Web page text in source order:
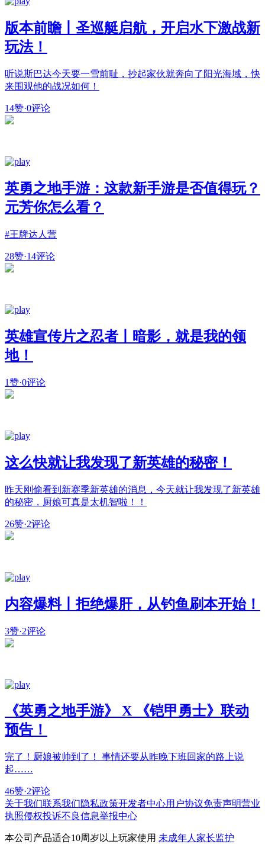
版本前瞻丨圣巡艇启航，开启水下激战新
玩法！
听说斯巴达今天要一雪前耻，抄起家伙就奔向了阳光海域，快
来围观他的战况如何！
14赞·0评论
英勇之地手游：这款新手游是否值得玩？
元芳你怎么看？
#王牌达人营
28赞·14评论
英雄宣传片之忍者丨暗影，就是我的领
地！
1赞·0评论
这么快就让我发现了新英雄的秘密！
昨天刚偷看到新赛季新英雄的消息，今天就让我发现了新英雄
的秘密，厨娘可真是太机智啦！！
26赞·2评论
内容爆料丨拒绝爆肝，从钓鱼刷本开始！
3赞·2评论
《英勇之地手游》 X 《铠甲勇士》联动
预告！
完了！厨娘被帅到了！ 事情还要从昨晚下班回家的路上说
起……
46赞·2评论
关于我们联系我们隐私政策开发者中心用户协议免责声明营业
执照侵权投诉不良信息举报中心
本公司产品适合10周岁以上玩家使用 未成年人家长监护